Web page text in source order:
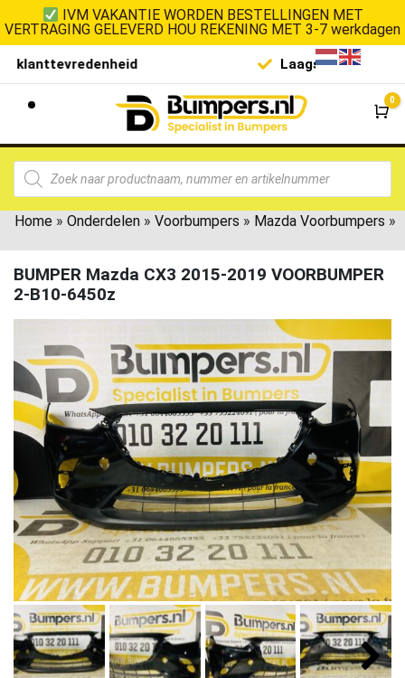
IVM VAKANTIE WORDEN BESTELLINGEN MET
VERTRAGING GELEVERD HOU REKENING MET 3-7 werkdagen
Laagste prijsgarantie De
0
Home » Onderdelen » Voorbumpers » Mazda Voorbumpers »
BUMPER Mazda CX3 2015-2019 VOORBUMPER
2-B10-6450z